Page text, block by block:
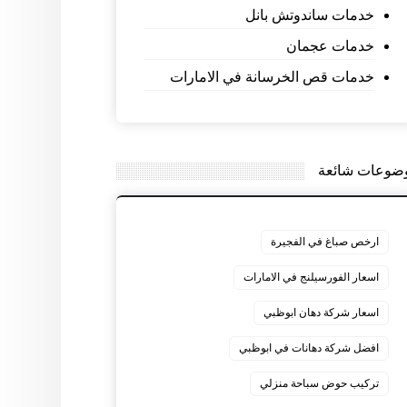
خدمات ساندوتش بانل
خدمات عجمان
خدمات قص الخرسانة في الامارات
شائعة
ارخص صباغ في الفجيرة
اسعار الفورسيلنج في الامارات
اسعار شركة دهان ابوظبي
افضل شركة دهانات في ابوظبي
تركيب حوض سباحة منزلي